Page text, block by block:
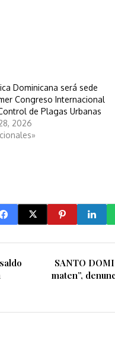
Dominicana será sede
Congreso Internacional
de Plagas Urbanas
2026
SANTO
maten”,